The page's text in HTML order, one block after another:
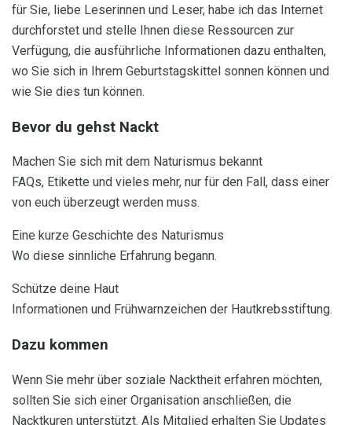
für Sie, liebe Leserinnen und Leser, habe ich das Internet
durchforstet und stelle Ihnen diese Ressourcen zur
Verfügung, die ausführliche Informationen dazu enthalten,
wo Sie sich in Ihrem Geburtstagskittel sonnen können und
wie Sie dies tun können.
Bevor du gehst Nackt
Machen Sie sich mit dem Naturismus bekannt
FAQs, Etikette und vieles mehr, nur für den Fall, dass einer
von euch überzeugt werden muss.
Eine kurze Geschichte des Naturismus
Wo diese sinnliche Erfahrung begann.
Schütze deine Haut
Informationen und Frühwarnzeichen der Hautkrebsstiftung.
Dazu kommen
Wenn Sie mehr über soziale Nacktheit erfahren möchten,
sollten Sie sich einer Organisation anschließen, die
Nacktkuren unterstützt. Als Mitglied erhalten Sie Updates